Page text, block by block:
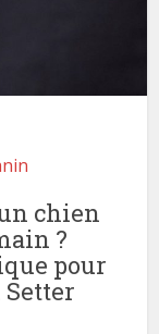
chien
?
pour
Setter